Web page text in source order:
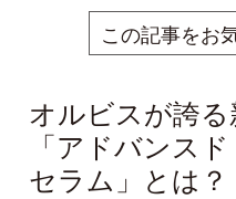
この記事をお
オルビスが誇
「アドバンス
セラム」とは？